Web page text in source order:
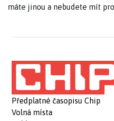
máte jinou a nebudete mít
Předplatné časopisu Chip
Volná místa